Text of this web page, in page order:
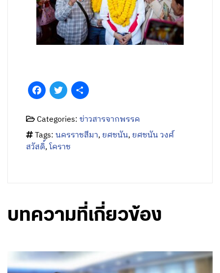
FacebookTwitter
Categories:ข่าวสารจากพรรค
Tags:นครราชสีมา,ยศชนัน,ยศชนัน วงศ์
สวัสดิ์,โคราช
บทความที่เกี่ยวข้อง